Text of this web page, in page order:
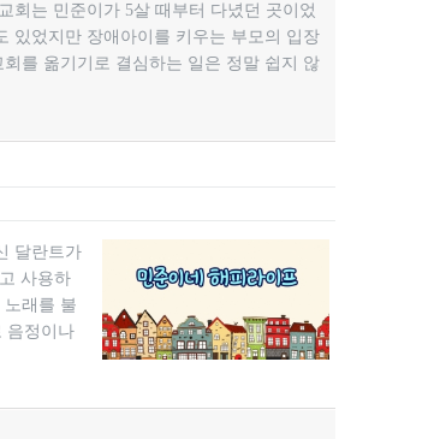
회는 민준이가 5살 때부터 다녔던 곳이었
있었지만 장애아이를 키우는 부모의 입장
를 옮기기로 결심하는 일은 정말 쉽지 않
달란트가
사용하
래를 불
음정이나